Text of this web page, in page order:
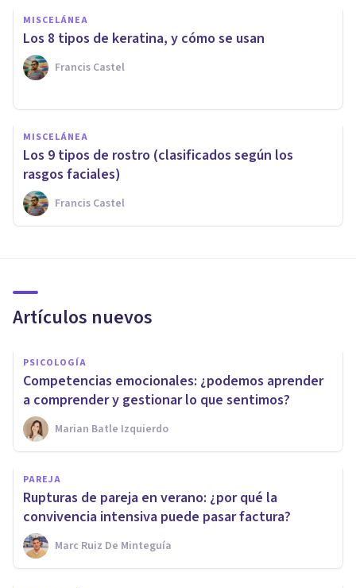
MISCELÁNEA
Los 8 tipos de keratina, y cómo se usan
Francis Castel
MISCELÁNEA
Los 9 tipos de rostro (clasificados según los
rasgos faciales)
Francis Castel
Artículos nuevos
PSICOLOGÍA
Competencias emocionales: ¿podemos aprender
a comprender y gestionar lo que sentimos?
Marian Batle Izquierdo
PAREJA
Rupturas de pareja en verano: ¿por qué la
convivencia intensiva puede pasar factura?
Marc Ruiz De Minteguía